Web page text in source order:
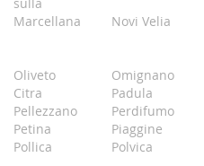
Marcellana
Novi Velia
Oliveto
Citra
Omignano
Padula
Pellezzano
Perdifumo
Petina
Piaggine
Pollica
Polvica